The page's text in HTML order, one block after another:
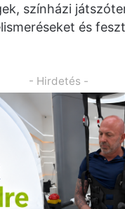
színházi
és
- Hirdetés -